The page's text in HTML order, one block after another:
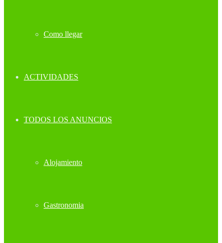
Como llegar
ACTIVIDADES
TODOS LOS ANUNCIOS
Alojamiento
Gastronomia